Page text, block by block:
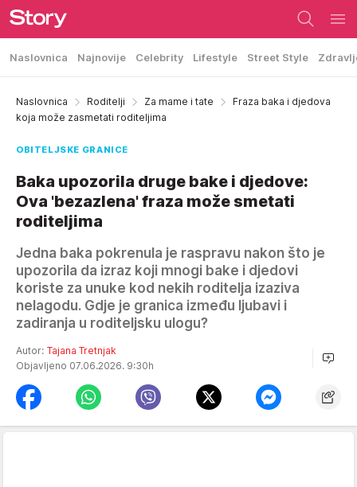
Naslovnica Najnovije Celebrity Lifestyle Street Style
Naslovnica Roditelji Za mame i tate
Fraza baka i djedova
koja može zasmetati roditeljima
OBITELJSKE GRANICE
Baka upozorila druge bake i djedove:
Ova 'bezazlena' fraza može smetati
roditeljima
Jedna baka pokrenula je raspravu nakon što je
upozorila da izraz koji mnogi bake i djedovi
koriste za unuke kod nekih roditelja izaziva
nelagodu. Gdje je granica između ljubavi i
zadiranja u roditeljsku ulogu?
Autor: Tajana Tretnjak
Objavljeno 07.06.2026. 9:30h